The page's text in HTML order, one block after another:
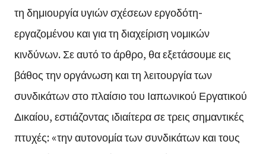
τη δημιουργία υγιών σχέσεων εργοδότη-
εργαζομένου και για τη διαχείριση νομικών
κινδύνων. Σε αυτό το άρθρο, θα εξετάσουμε εις
βάθος την οργάνωση και τη λειτουργία των
συνδικάτων στο πλαίσιο του Ιαπωνικού Εργατικού
Δικαίου, εστιάζοντας ιδιαίτερα σε τρεις σημαντικές
πτυχές: «την αυτονομία των συνδικάτων και τους